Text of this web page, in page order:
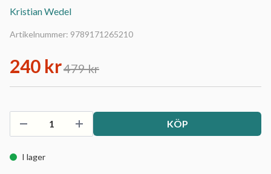
Kristian Wedel
Artikelnummer: 9789171265210
240 kr479 kr
KÖP
I lager